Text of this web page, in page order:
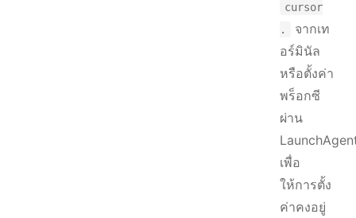
cursor
.
จากเท
อร์มินัล
หรือตั้งค่า
พร็อกซี
ผ่าน
เพื่อ
ให้การตั้ง
ค่าคงอยู่